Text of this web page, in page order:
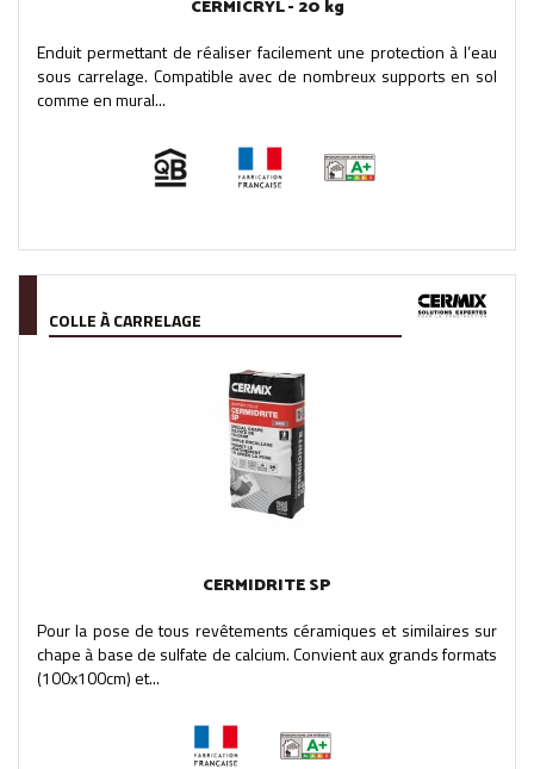
CERMICRYL - 20 kg
Enduit permettant de réaliser facilement une protection à l’eau
sous carrelage. Compatible avec de nombreux supports en sol
comme en mural...
COLLE À CARRELAGE
CERMIDRITE SP
Pour la pose de tous revêtements céramiques et similaires sur
chape à base de sulfate de calcium. Convient aux grands formats
(100x100cm) et...